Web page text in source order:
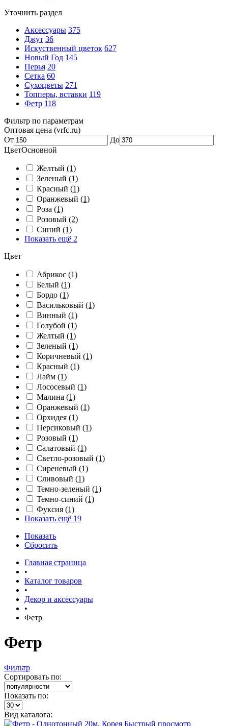
Уточнить раздел
Аксессуары 375
Джут 36
Искуственный цветок 627
Новый Год 145
Перья 20
Сетка 60
Сухоцветы 271
Топперы, вставки 119
Фетр 118
Фильтр по параметрам
Оптовая цена (vrfc.ru)
От
До
ЦветОсновной
Желтый (1)
Зеленый (1)
Красный (1)
Оранжевый (1)
Роза (1)
Розовый (2)
Синий (1)
Показать ещё 2
Цвет
Абрикос (1)
Белый (1)
Бордо (1)
Васильковый (1)
Винный (1)
Голубой (1)
Желтый (1)
Зеленый (1)
Коричневый (1)
Красный (1)
Лайм (1)
Лососевый (1)
Малина (1)
Оранжевый (1)
Орхидея (1)
Персиковый (1)
Розовый (1)
Салатовый (1)
Светло-розовый (1)
Сиреневый (1)
Сливовый (1)
Темно-зеленый (1)
Темно-синий (1)
Фуксия (1)
Показать ещё 19
Показать
Сбросить
Главная страница
•
Каталог товаров
•
Декор и аксессуары
•
Фетр
Фетр
Фильтр
Сортировать по:
Показать по:
Вид каталога:
Быстрый просмотр